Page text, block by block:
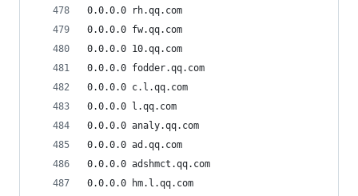
0.0.0.0 rh.qq.com
0.0.0.0 fw.qq.com
0.0.0.0 10.qq.com
0.0.0.0 fodder.qq.com
0.0.0.0 c.l.qq.com
0.0.0.0 l.qq.com
0.0.0.0 analy.qq.com
0.0.0.0 ad.qq.com
0.0.0.0 adshmct.qq.com
0.0.0.0 hm.l.qq.com